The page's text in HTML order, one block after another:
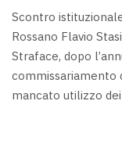
Scontro
Rossano Flavio
Straface, dopo
mancato utilizzo